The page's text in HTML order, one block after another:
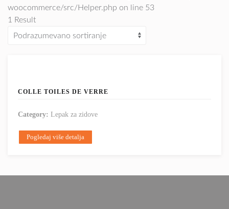
woocommerce/src/Helper.php on line 53
1 Result
COLLE TOILES DE VERRE
Category: Lepak za zidove
Pogledaj više detalja